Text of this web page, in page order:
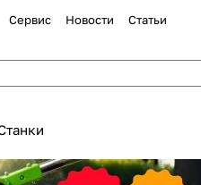
Сервис Новости Статьи